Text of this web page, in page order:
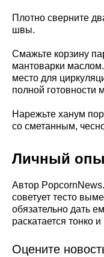
Плотно сверните
швы.
Смажьте корзину
мантоварки
место для
полной готовности
Нарежьте ханум
со сметанным,
Личный
Автор
советует тесто
обязательно дать
раскатается тонко
Оцените